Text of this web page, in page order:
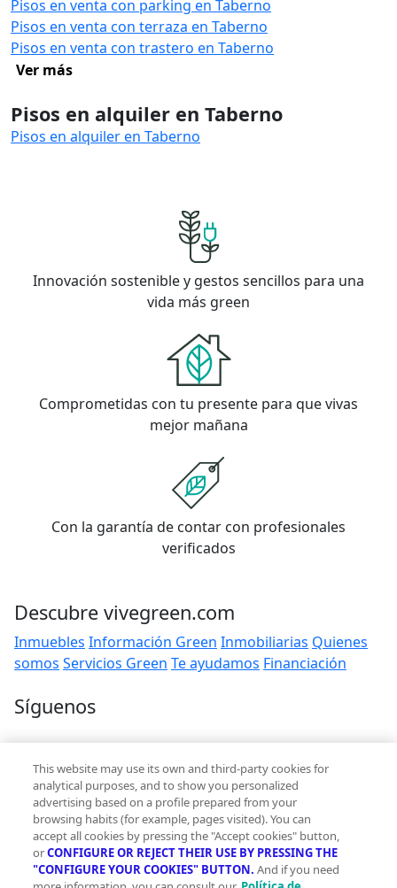
Pisos en venta con parking en Taberno
Pisos en venta con terraza en Taberno
Pisos en venta con trastero en Taberno
Ver más
Pisos en alquiler en Taberno
Pisos en alquiler en Taberno
Innovación sostenible y gestos sencillos para una
vida más green
Comprometidas con tu presente para que vivas
mejor mañana
Con la garantía de contar con profesionales
verificados
Descubre vivegreen.com
Inmuebles Información Green Inmobiliarias Quienes
somos Servicios Green Te ayudamos Financiación
Síguenos
Contacto
hola@vivegreen.com
This website may use its own and third-party cookies for
analytical purposes, and to show you personalized
advertising based on a profile prepared from your
browsing habits (for example, pages visited). You can
accept all cookies by pressing the "Accept cookies" button,
orCONFIGURE OR REJECT THEIR USE BY PRESSING THE
"CONFIGURE YOUR COOKIES" BUTTON. And if you need